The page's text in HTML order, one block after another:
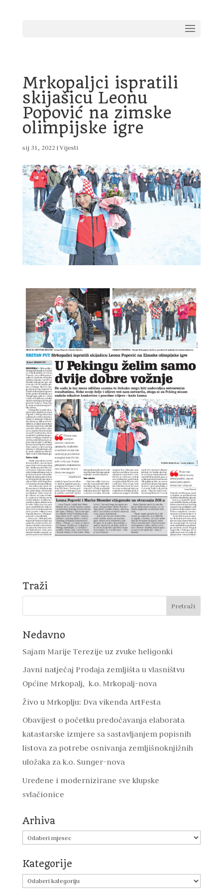
Mrkopaljci ispratili
skijašicu Leonu
Popović na zimske
olimpijske igre
sij 31, 2022| Vijesti
Traži
Nedavno
Sajam Marije Terezije uz zvuke heligonki
Javni natječaj Prodaja zemljišta u vlasništvu
Općine Mrkopalj, k.o. Mrkopalj-nova
Živo u Mrkoplju: Dva vikenda ArtFesta
Obavijest o početku predočavanja elaborata
katastarske izmjere sa sastavljanjem popisnih
listova za potrebe osnivanja zemljišnoknjižnih
uložaka za k.o. Sunger-nova
Uređene i modernizirane sve klupske
svlačionice
Arhiva
Arhiva
Kategorije
Kategorije